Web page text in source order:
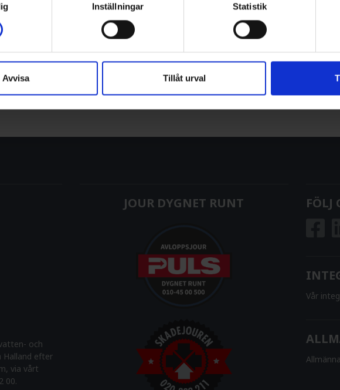
Inställningar Statistik
Avvisa Tillåt urval
kommunala vatten- och avloppsorganisationer och arbetar
samverkansfrågor inom VA-branschen.
i Puls arbete med att stödja samhällsviktiga verksamheter
rör‑ och ledningsnät i kommuner och regioner runt om i
och
Halland efter
via vårt
00.
JOUR DYGNET RUNT FÖLJ
Vår